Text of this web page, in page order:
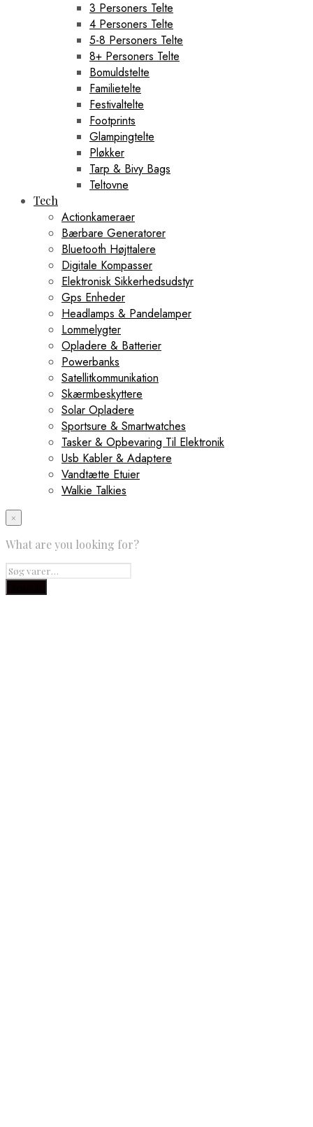
3 Personers Telte
4 Personers Telte
5-8 Personers Telte
8+ Personers Telte
Bomuldstelte
Familietelte
Festivaltelte
Footprints
Glampingtelte
Pløkker
Tarp & Bivy Bags
Teltovne
Tech
Actionkameraer
Bærbare Generatorer
Bluetooth Højttalere
Digitale Kompasser
Elektronisk Sikkerhedsudstyr
Gps Enheder
Headlamps & Pandelamper
Lommelygter
Opladere & Batterier
Powerbanks
Satellitkommunikation
Skærmbeskyttere
Solar Opladere
Sportsure & Smartwatches
Tasker & Opbevaring Til Elektronik
Usb Kabler & Adaptere
Vandtætte Etuier
Walkie Talkies
×
What are you looking for?